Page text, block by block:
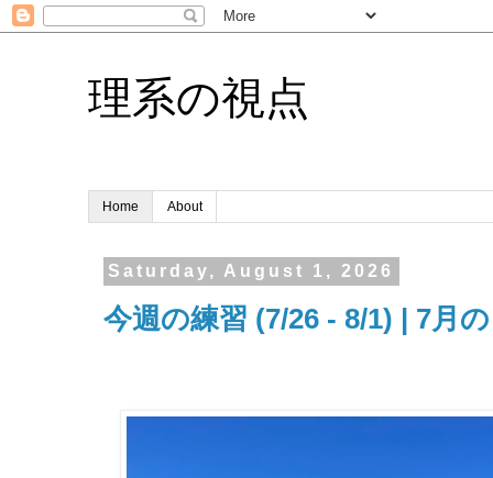
理系の視点
Home About
Saturday, August 1, 2026
今週の練習 (7/26 - 8/1) | 7月